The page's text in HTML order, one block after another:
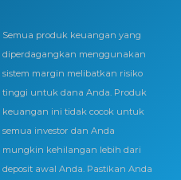
Semua produk keuangan yang
diperdagangkan menggunakan
sistem margin melibatkan risiko
tinggi untuk dana Anda. Produk
keuangan ini tidak cocok untuk
semua investor dan Anda
mungkin kehilangan lebih dari
deposit awal Anda. Pastikan Anda